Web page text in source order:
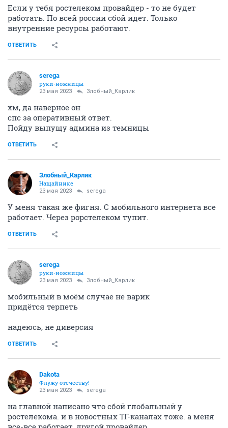
Если у тебя ростелеком провайдер - то не будет
работать. По всей россии сбой идет. Только
внутренние ресурсы работают.
ОТВЕТИТЬ
serega
руки-ножницы
23 мая 2023 Злобный_Карлик
хм, да наверное он
спс за оперативный ответ.
Пойду выпущу админа из темницы
ОТВЕТИТЬ
Злобный_Карлик
Нащайнике
23 мая 2023 serega
У меня такая же фигня. С мобильного интернета все
работает. Через рорстелеком тупит.
ОТВЕТИТЬ
serega
руки-ножницы
23 мая 2023 Злобный_Карлик
мобильный в моём случае не варик
придётся терпеть
надеюсь, не диверсия
ОТВЕТИТЬ
Dаkota
Флужу отечеству!
23 мая 2023 serega
на главной написано что сбой глобальный у
ростелекома. и в новостных ТГ-каналах тоже. а меня